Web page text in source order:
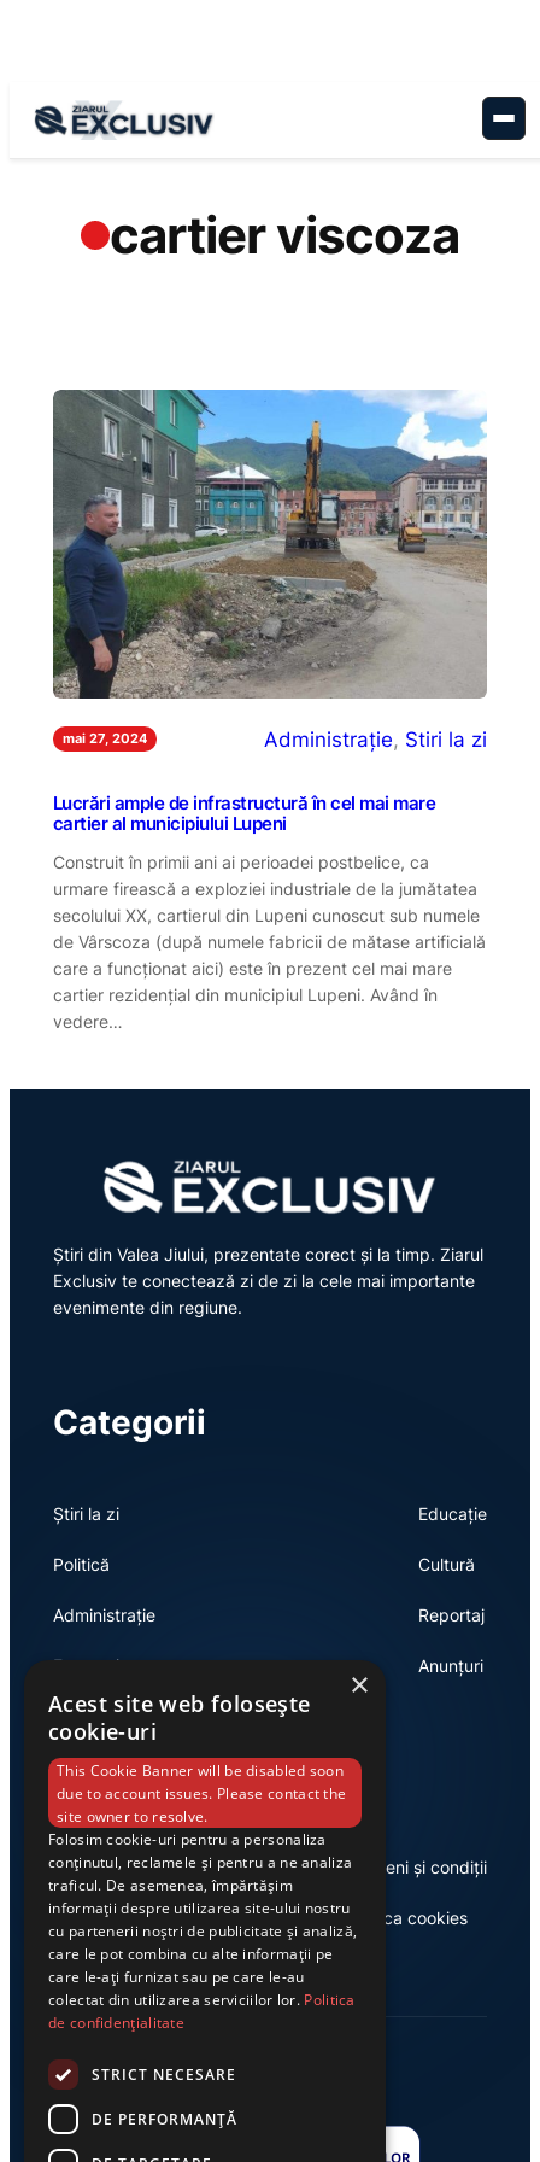
cartier viscoza
mai 27, 2024 Administrație, Stiri la zi
Lucrări ample de infrastructură în cel mai mare
cartier al municipiului Lupeni
Construit în primii ani ai perioadei postbelice, ca
urmare firească a exploziei industriale de la jumătatea
secolului XX, cartierul din Lupeni cunoscut sub numele
de Vârscoza (după numele fabricii de mătase artificială
care a funcționat aici) este în prezent cel mai mare
cartier rezidențial din municipiul Lupeni. Având în
vedere…
Știri din Valea Jiului, prezentate corect și la timp. Ziarul
Exclusiv te conectează zi de zi la cele mai importante
evenimente din regiune.
Categorii
Știri la zi
Politică
Administrație
Economie
Educație
Cultură
Reportaj
Anunțuri
Link-uri utile
Despre noi
Casa de editură Exclusiv
Termeni și condiții
Politica cookies
×
Acest site web folosește
cookie-uri
This Cookie Banner will be disabled soon
due to account issues. Please contact the
site owner to resolve.
Folosim cookie-uri pentru a personaliza
conținutul, reclamele și pentru a ne analiza
traficul. De asemenea, împărtășim
informații despre utilizarea site-ului nostru
cu partenerii noștri de publicitate și analiză,
care le pot combina cu alte informații pe
care le-ați furnizat sau pe care le-au
colectat din utilizarea serviciilor lor. Politica
de confidențialitate
STRICT NECESARE
DE PERFORMANȚĂ